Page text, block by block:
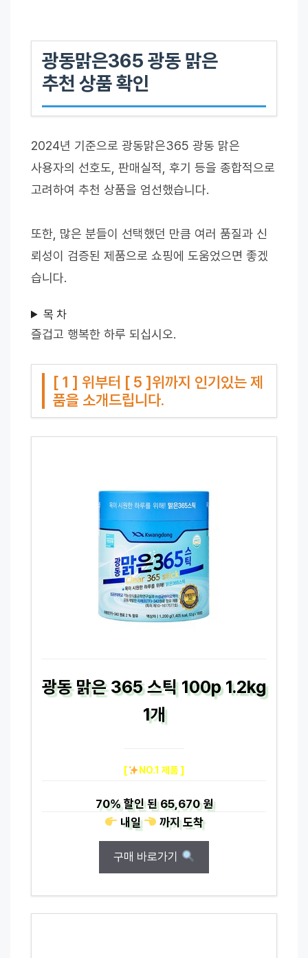
광동맑은365 광동 맑은
추천 상품 확인
2024년 기준으로 광동맑은365 광동 맑은
사용자의 선호도, 판매실적, 후기 등을 종합적으로
고려하여 추천 상품을 엄선했습니다.
또한, 많은 분들이 선택했던 만큼 여러 품질과 신
뢰성이 검증된 제품으로 쇼핑에 도움었으면 좋겠
습니다.
목 차
즐겁고 행복한 하루 되십시오.
[ 1 ] 위부터 [ 5 ]위까지 인기있는 제
품을 소개드립니다.
광동 맑은 365 스틱 100p 1.2kg
1개
[ NO.1 제품 ]
70%할인 된65,670 원
내일
까지도착
구매 바로가기